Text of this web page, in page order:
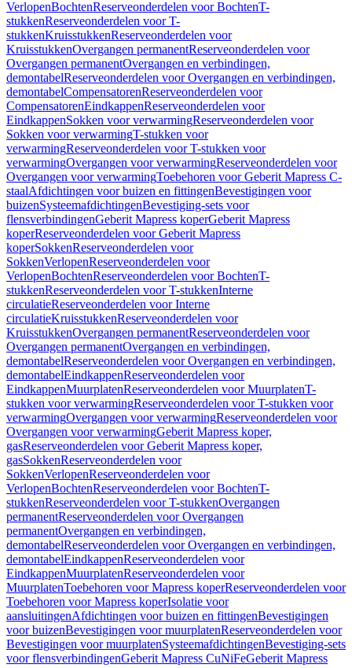
VerlopenBochtenReserveonderdelen voor BochtenT-
stukkenReserveonderdelen voor T-
stukkenKruisstukkenReserveonderdelen voor
KruisstukkenOvergangen permanentReserveonderdelen voor
Overgangen permanentOvergangen en verbindingen,
demontabelReserveonderdelen voor Overgangen en verbindingen,
demontabelCompensatorenReserveonderdelen voor
CompensatorenEindkappenReserveonderdelen voor
EindkappenSokken voor verwarmingReserveonderdelen voor
Sokken voor verwarmingT-stukken voor
verwarmingReserveonderdelen voor T-stukken voor
verwarmingOvergangen voor verwarmingReserveonderdelen voor
Overgangen voor verwarmingToebehoren voor Geberit Mapress C-
staalAfdichtingen voor buizen en fittingenBevestigingen voor
buizenSysteemafdichtingenBevestiging-sets voor
flensverbindingenGeberit Mapress koperGeberit Mapress
koperReserveonderdelen voor Geberit Mapress
koperSokkenReserveonderdelen voor
SokkenVerlopenReserveonderdelen voor
VerlopenBochtenReserveonderdelen voor BochtenT-
stukkenReserveonderdelen voor T-stukkenInterne
circulatieReserveonderdelen voor Interne
circulatieKruisstukkenReserveonderdelen voor
KruisstukkenOvergangen permanentReserveonderdelen voor
Overgangen permanentOvergangen en verbindingen,
demontabelReserveonderdelen voor Overgangen en verbindingen,
demontabelEindkappenReserveonderdelen voor
EindkappenMuurplatenReserveonderdelen voor MuurplatenT-
stukken voor verwarmingReserveonderdelen voor T-stukken voor
verwarmingOvergangen voor verwarmingReserveonderdelen voor
Overgangen voor verwarmingGeberit Mapress koper,
gasReserveonderdelen voor Geberit Mapress koper,
gasSokkenReserveonderdelen voor
SokkenVerlopenReserveonderdelen voor
VerlopenBochtenReserveonderdelen voor BochtenT-
stukkenReserveonderdelen voor T-stukkenOvergangen
permanentReserveonderdelen voor Overgangen
permanentOvergangen en verbindingen,
demontabelReserveonderdelen voor Overgangen en verbindingen,
demontabelEindkappenReserveonderdelen voor
EindkappenMuurplatenReserveonderdelen voor
MuurplatenToebehoren voor Mapress koperReserveonderdelen voor
Toebehoren voor Mapress koperIsolatie voor
aansluitingenAfdichtingen voor buizen en fittingenBevestigingen
voor buizenBevestigingen voor muurplatenReserveonderdelen voor
Bevestigingen voor muurplatenSysteemafdichtingenBevestiging-sets
voor flensverbindingenGeberit Mapress CuNiFeGeberit Mapress